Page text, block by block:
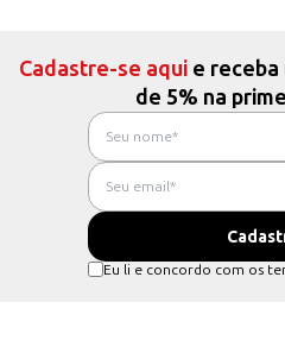
Cadastre-se aqui e receba
de 5% na
Eu li e concordo com os